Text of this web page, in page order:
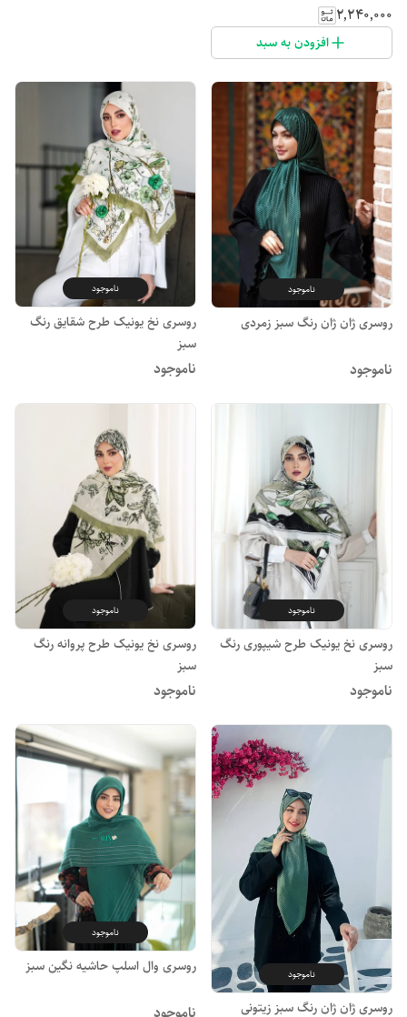
۲٬۲۴۰٬۰۰۰
افزودن به سبد
ناموجود
روسری ژان ژان رنگ سبز زمردی
ناموجود
ناموجود
روسری نخ یونیک طرح شقایق رنگ
سبز
ناموجود
ناموجود
روسری نخ یونیک طرح شیپوری رنگ
سبز
ناموجود
ناموجود
روسری نخ یونیک طرح پروانه رنگ
سبز
ناموجود
ناموجود
روسری ژان ژان رنگ سبز زیتونی
ناموجود
روسری وال اسلپ حاشیه نگین سبز